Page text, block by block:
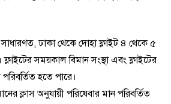
সাধারণত, ঢাকা থেকে দোহা ফ্লাইট ৪ থেকে ৫
ফ্লাইটের সময়কাল বিমান সংস্থা এবং ফ্লাইটের
হতে পারে।
ক্লাস অনুযায়ী পরিষেবার মান পরিবর্তিত